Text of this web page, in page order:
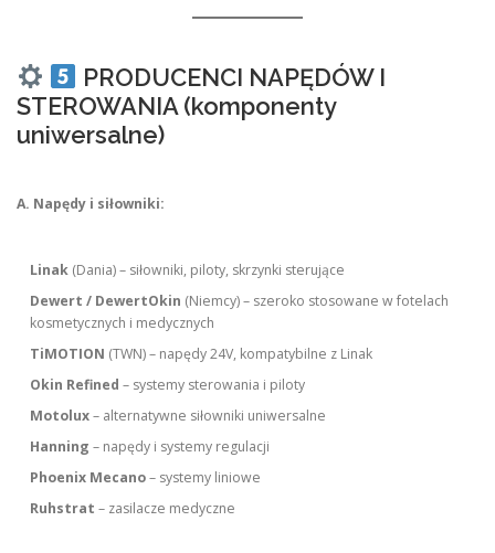
PRODUCENCI NAPĘDÓW I
STEROWANIA (komponenty
uniwersalne)
A. Napędy i siłowniki:
Linak (Dania) – siłowniki, piloty, skrzynki sterujące
Dewert / DewertOkin (Niemcy) – szeroko stosowane w fotelach
kosmetycznych i medycznych
TiMOTION (TWN) – napędy 24V, kompatybilne z Linak
Okin Refined – systemy sterowania i piloty
Motolux– alternatywne siłowniki uniwersalne
Hanning – napędy i systemy regulacji
Phoenix Mecano– systemy liniowe
Ruhstrat – zasilacze medyczne